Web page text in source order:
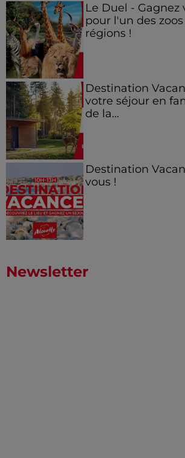
Le Duel - Gagnez
pour l'un des
régions !
Destination
votre séjour en
de la...
Destination
vous !
Newsletter